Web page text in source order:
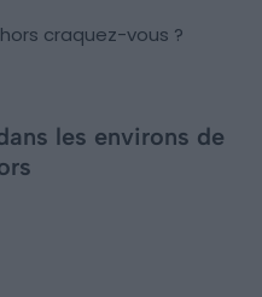
craquez-vous ?
les environs de